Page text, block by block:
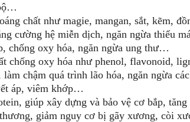
chất như magie, mangan, sắt, kẽm,
cường hệ miễn dịch, ngăn ngừa thiếu
chống oxy hóa, ngăn ngừa ung thư…
chống oxy hóa như phenol, flavonoid,
chậm quá trình lão hóa, ngăn ngừa
áp, viêm khớp…
giúp xây dựng và bảo vệ cơ bắp,
giảm nguy cơ bị gãy xương, còi